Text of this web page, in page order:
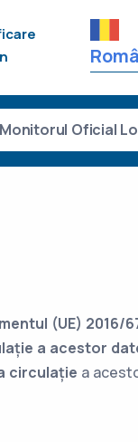
Monitorul Oficial
(UE) 2016/
a acestor
circulație a